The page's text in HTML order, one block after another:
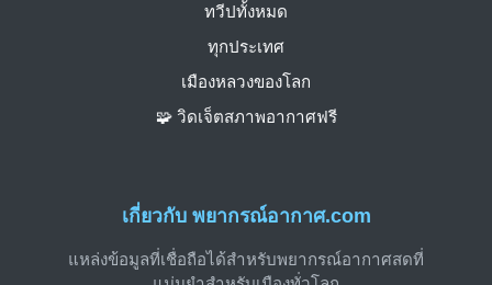
เกี่ยวกับ พยากรณ์อากาศ.com
แหล่งข้อมูลที่เชื่อถือได้สำหรับพยากรณ์อากาศสดที่
ทวีปทั้งหมด
ทุกประเทศ
เมืองหลวงของโลก
🧩 วิดเจ็ตสภาพอากาศฟรี